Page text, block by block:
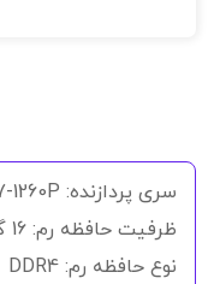
سری پردازنده: Core i7-1260P
ظرفیت حافظه رم: 16 گیگابایت
نوع حافظه رم: DDR4